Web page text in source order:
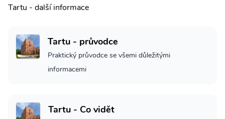
Tartu - další informace
Tartu - průvodce
Praktický průvodce se všemi důležitými
informacemi
Tartu - Co vidět